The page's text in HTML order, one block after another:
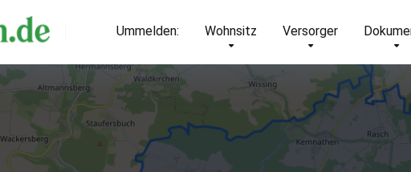
Ummelden: Wohnsitz Versorger